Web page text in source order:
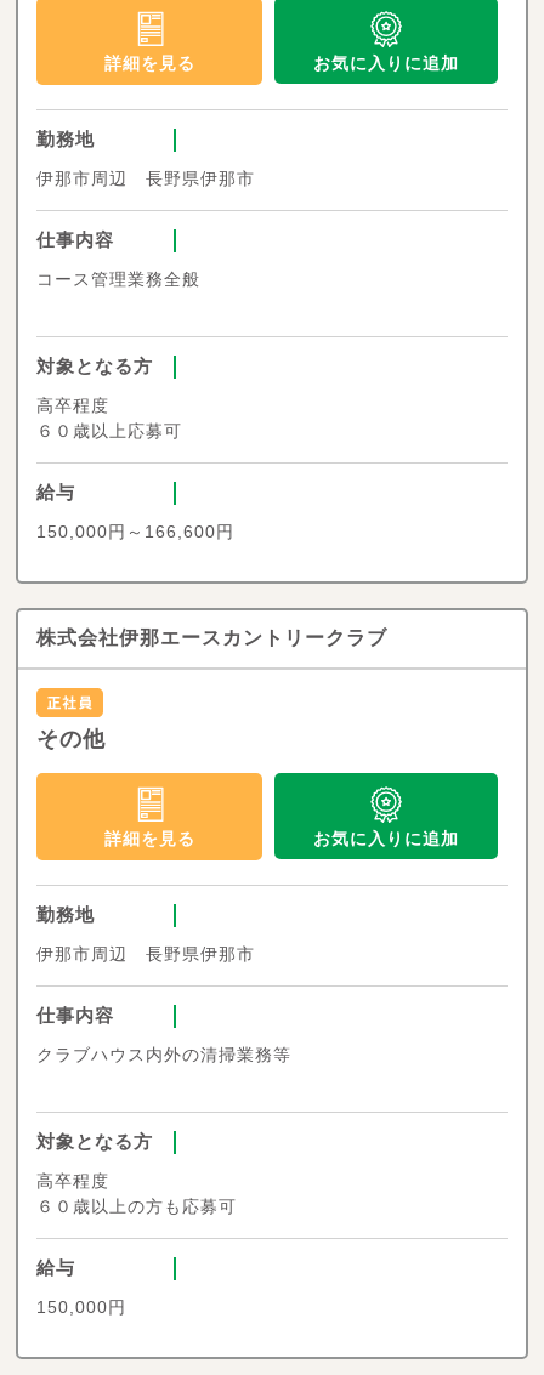
詳細を見る お気に入りに追加
勤務地
伊那市周辺 長野県伊那市
仕事内容
コース管理業務全般
対象となる方
高卒程度
６０歳以上応募可
給与
150,000円～166,600円
株式会社伊那エースカントリークラブ
その他
詳細を見る お気に入りに追加
勤務地
伊那市周辺 長野県伊那市
仕事内容
クラブハウス内外の清掃業務等
対象となる方
高卒程度
６０歳以上の方も応募可
給与
150,000円